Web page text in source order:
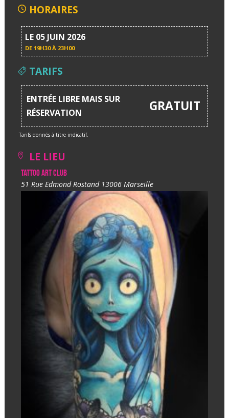
HORAIRES
LE 05 JUIN 2026
DE 19H30 À 23H00
TARIFS
ENTRÉE LIBRE MAIS SUR
RÉSERVATION
GRATUIT
Tarifs donnés à titre indicatif.
LE LIEU
Tattoo Art Club
51 Rue Edmond Rostand 13006 Marseille